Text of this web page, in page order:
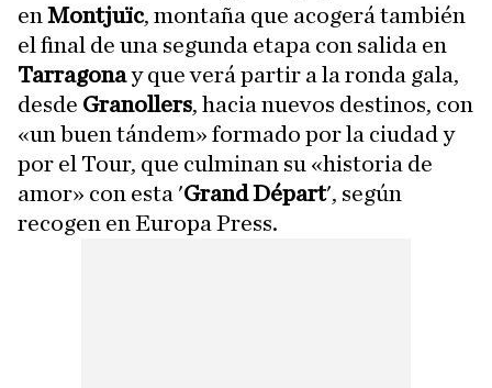
en Montjuïc, montaña que acogerá también
el final de una segunda etapa con salida en
Tarragonay que verá partir a la ronda gala,
desde Granollers, hacia nuevos destinos, con
«un buen tándem» formado por la ciudad y
por el Tour, que culminan su «historia de
amor» con esta 'Grand Départ', según
recogen en Europa Press.